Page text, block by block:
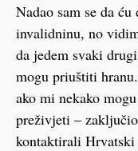
Nadao sam se da
invalidninu, no
da jedem svaki
mogu priuštiti
ako mi nekako
preživjeti –
kontaktirali Hrvatski